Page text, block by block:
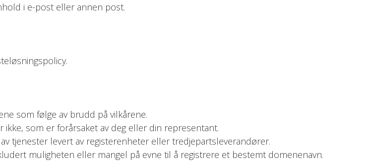
i e-post eller annen post.
som følge av brudd på vilkårene.
som er forårsaket av deg eller din representant.
tjenester levert av registerenheter eller tredjepartsleverandører.
muligheten eller mangel på evne til å registrere et bestemt domenenavn.